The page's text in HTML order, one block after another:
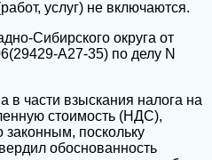
услуг) не включаются.
Сибирского округа от
А27-35) по делу N
в части взыскания налога на
стоимость (НДС),
поскольку
обоснованность